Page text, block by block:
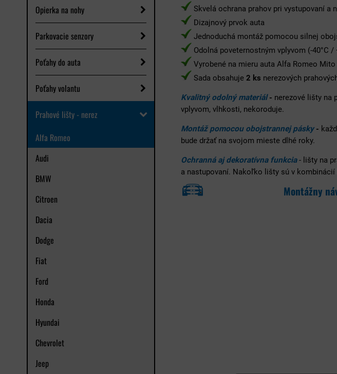
Opierka na nohy
Parkovacie senzory
Poťahy do auta
Poťahy volantu
Prahové lišty - nerez
Alfa Romeo
Audi
BMW
Citroen
Dacia
Dodge
Fiat
Ford
Honda
Hyundai
Chevrolet
Jeep
Skvelá ochrana prahov pri vystupovaní a
Dizajnový prvok auta
Jednoduchá montáž pomocou silnej
Odolná poveternostným vplyvom (-40°C /
Vyrobené na mieru auta Alfa Romeo Mito
Sada obsahuje 2 ks nerezových
Kvalitný odolný materiál- nerezové lišty na
vplyvom, vlhkosti, nekoroduje.
Montáž pomocou obojstrannej pásky-
bude držať na svojom mieste dlhé roky.
Ochranná aj dekoratívna funkcia- lišty na
a nastupovaní. Nakoľko lišty sú v
Montážny